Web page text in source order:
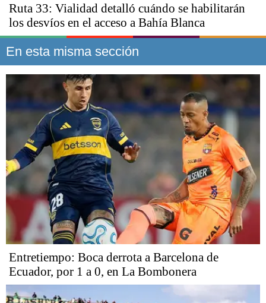
Ruta 33: Vialidad detalló cuándo se habilitarán
los desvíos en el acceso a Bahía Blanca
En esta misma sección
Entretiempo: Boca derrota a Barcelona de
Ecuador, por 1 a 0, en La Bombonera